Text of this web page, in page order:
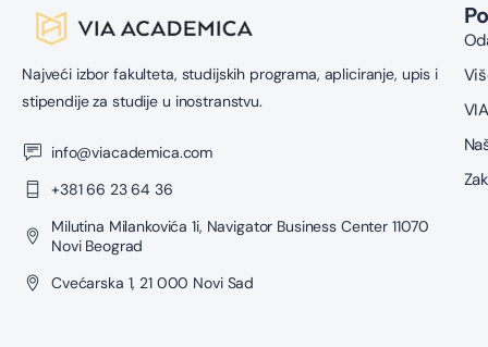
Najveći izbor fakulteta, studijskih programa, apliciranje, upis i
stipendije za studije u inostranstvu.
info@viacademica.com
+381 66 23 64 36
Milutina Milankovića 1i, Navigator Business Center 11070
Novi Beograd
Cvećarska 1, 21 000 Novi Sad